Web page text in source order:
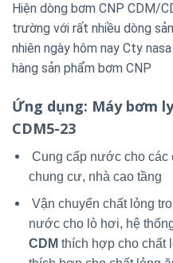
Hiện dòng bơm CNP CDM/
trường với rất nhiều dòng
nhiên ngày hôm nay Cty
hàng sản phẩm bơm CNP
Ứng dụng: Máy bơm
CDM5-23
Cung cấp nước cho các
chung cư, nhà cao tầng
Vận chuyển chất lỏng
nước cho lò hơi, hệ
CDM thích hợp cho chất